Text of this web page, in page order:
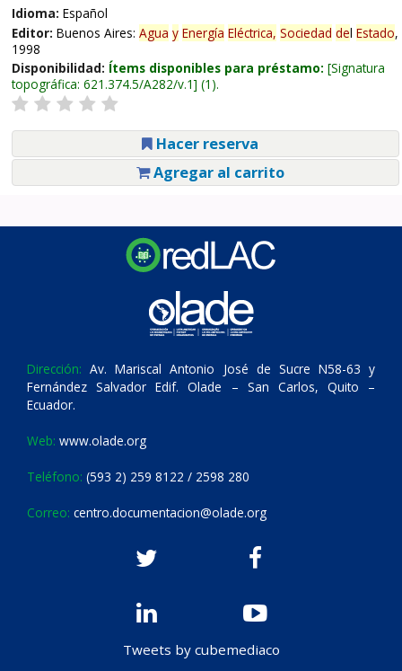
Idioma: Español
Editor: Buenos Aires: Agua y Energía Eléctrica, Sociedad del Estado,
1998
Disponibilidad: Ítems disponibles para préstamo: Signatura
topográfica: 621.374.5/A282/v.1 (1).
Hacer reserva
Agregar al carrito
Dirección: Av. Mariscal Antonio José de Sucre N58-63 y
Fernández Salvador Edif. Olade – San Carlos, Quito –
Ecuador.
Web: www.olade.org
Teléfono: (593 2) 259 8122 / 2598 280
Correo: centro.documentacion@olade.org
Tweets by cubemediaco